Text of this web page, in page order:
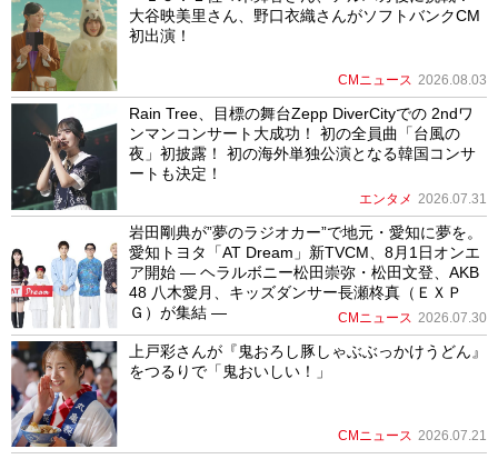
大谷映美里さん、野口衣織さんがソフトバンクCM
初出演！
CMニュース 2026.08.03
Rain Tree、目標の舞台Zepp DiverCityでの 2ndワ
ンマンコンサート大成功！ 初の全員曲「台風の
夜」初披露！ 初の海外単独公演となる韓国コンサ
ートも決定！
エンタメ 2026.07.31
岩田剛典が”夢のラジオカー”で地元・愛知に夢を。
愛知トヨタ「AT Dream」新TVCM、8月1日オンエ
ア開始 ― ヘラルボニー松田崇弥・松田文登、AKB
48 八木愛月、キッズダンサー長瀬柊真（ＥＸＰ
Ｇ）が集結 ―
CMニュース 2026.07.30
上戸彩さんが『鬼おろし豚しゃぶぶっかけうどん』
をつるりで「鬼おいしい！」
CMニュース 2026.07.21